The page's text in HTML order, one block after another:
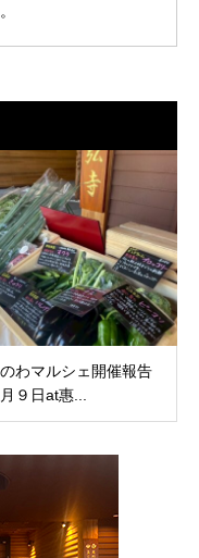
わマルシェ開催報告
月９日at惠...